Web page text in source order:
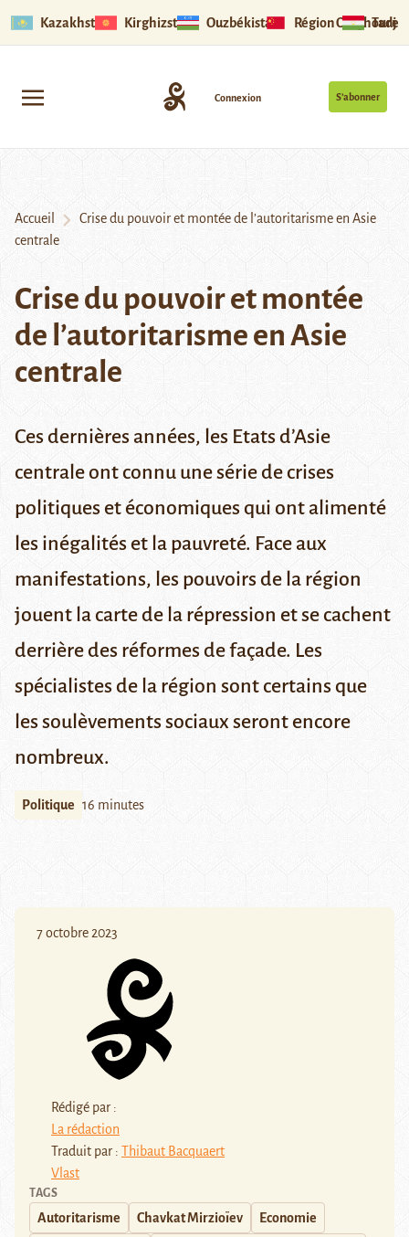
Kazakhstan Kirghizstan Ouzbékistan Région Ouïghoure
S’abonner
Connexion
Accueil
Crise du pouvoir et montée de l’autoritarisme en Asie
centrale
Crise du pouvoir et montée
de l’autoritarisme en Asie
centrale
Ces dernières années, les Etats d’Asie
centrale ont connu une série de crises
politiques et économiques qui ont alimenté
les inégalités et la pauvreté. Face aux
manifestations, les pouvoirs de la région
jouent la carte de la répression et se cachent
derrière des réformes de façade. Les
spécialistes de la région sont certains que
les soulèvements sociaux seront encore
nombreux.
Politique 16 minutes
7 octobre 2023
Rédigé par :
La rédaction
Traduit par : Thibaut Bacquaert
Vlast
TAGS
Autoritarisme Chavkat Mirzioïev Economie